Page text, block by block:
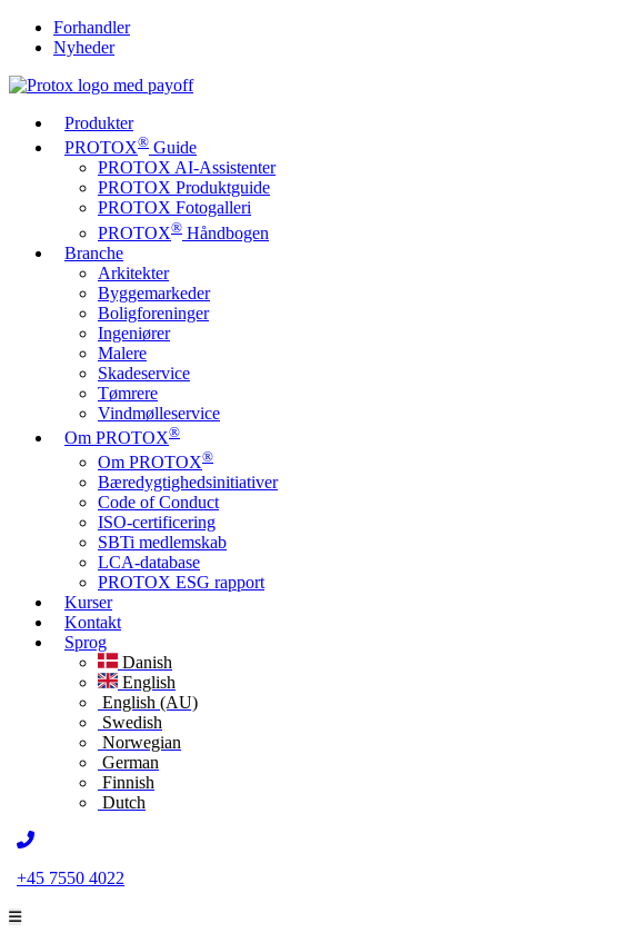
Forhandler
Nyheder
Produkter
PROTOX® Guide
PROTOX AI-Assistenter
PROTOX Produktguide
PROTOX Fotogalleri
PROTOX® Håndbogen
Branche
Arkitekter
Byggemarkeder
Boligforeninger
Ingeniører
Malere
Skadeservice
Tømrere
Vindmølleservice
Om PROTOX®
Om PROTOX®
Bæredygtigheds­initiativer
Code of Conduct
ISO-certificering
SBTi medlemskab
LCA-database
PROTOX ESG rapport
Kurser
Kontakt
Sprog
Danish
English
English (AU)
Swedish
Norwegian
German
Finnish
Dutch
+45 7550 4022